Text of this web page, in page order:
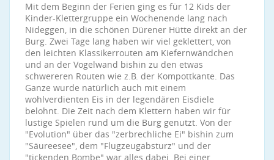
Mit dem Beginn der Ferien ging es für 12 Kids der
Kinder-Klettergruppe ein Wochenende lang nach
Nideggen, in die schönen Dürener Hütte direkt an der
Burg. Zwei Tage lang haben wir viel geklettert, von
den leichten Klassikerrouten am Kiefernwändchen
und an der Vogelwand bishin zu den etwas
schwereren Routen wie z.B. der Kompottkante. Das
Ganze wurde natürlich auch mit einem
wohlverdienten Eis in der legendären Eisdiele
belohnt. Die Zeit nach dem Klettern haben wir für
lustige Spielen rund um die Burg genutzt. Von der
"Evolution" über das "zerbrechliche Ei" bishin zum
"Säureesee", dem "Flugzeugabsturz" und der
"tickenden Bombe" war alles dabei. Bei einer